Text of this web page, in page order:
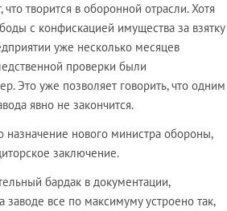
творится в оборонной отрасли. Хотя
с конфискацией имущества за взятку
уже несколько месяцев
проверки были
Это уже позволяет говорить, что одним
явно не закончится.
назначение нового министра обороны,
заключение.
бардак в документации,
все по максимуму устроено так,